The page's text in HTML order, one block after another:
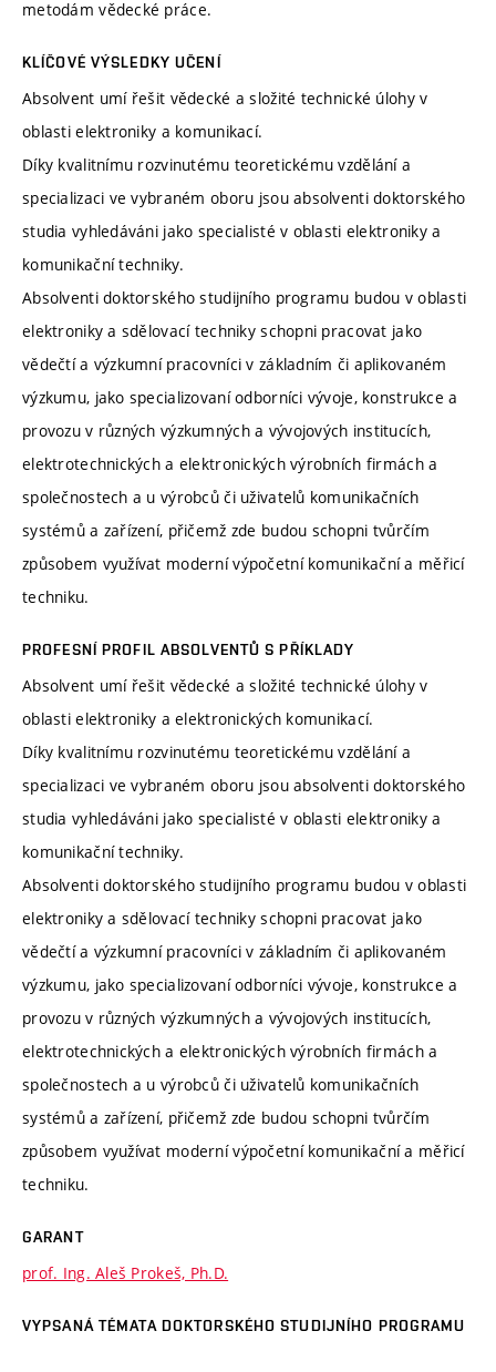
metodám vědecké práce.
KLÍČOVÉ VÝSLEDKY UČENÍ
Absolvent umí řešit vědecké a složité technické úlohy v
oblasti elektroniky a komunikací.
Díky kvalitnímu rozvinutému teoretickému vzdělání a
specializaci ve vybraném oboru jsou absolventi doktorského
studia vyhledáváni jako specialisté v oblasti elektroniky a
komunikační techniky.
Absolventi doktorského studijního programu budou v oblasti
elektroniky a sdělovací techniky schopni pracovat jako
vědečtí a výzkumní pracovníci v základním či aplikovaném
výzkumu, jako specializovaní odborníci vývoje, konstrukce a
provozu v různých výzkumných a vývojových institucích,
elektrotechnických a elektronických výrobních firmách a
společnostech a u výrobců či uživatelů komunikačních
systémů a zařízení, přičemž zde budou schopni tvůrčím
způsobem využívat moderní výpočetní komunikační a měřicí
techniku.
PROFESNÍ PROFIL ABSOLVENTŮ S PŘÍKLADY
Absolvent umí řešit vědecké a složité technické úlohy v
oblasti elektroniky a elektronických komunikací.
Díky kvalitnímu rozvinutému teoretickému vzdělání a
specializaci ve vybraném oboru jsou absolventi doktorského
studia vyhledáváni jako specialisté v oblasti elektroniky a
komunikační techniky.
Absolventi doktorského studijního programu budou v oblasti
elektroniky a sdělovací techniky schopni pracovat jako
vědečtí a výzkumní pracovníci v základním či aplikovaném
výzkumu, jako specializovaní odborníci vývoje, konstrukce a
provozu v různých výzkumných a vývojových institucích,
elektrotechnických a elektronických výrobních firmách a
společnostech a u výrobců či uživatelů komunikačních
systémů a zařízení, přičemž zde budou schopni tvůrčím
způsobem využívat moderní výpočetní komunikační a měřicí
techniku.
GARANT
prof. Ing. Aleš Prokeš, Ph.D.
VYPSANÁ TÉMATA DOKTORSKÉHO STUDIJNÍHO PROGRAMU